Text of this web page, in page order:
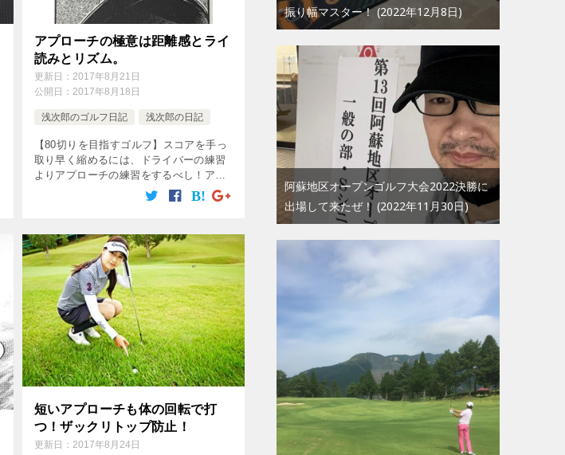
アプローチの極意は距離感とライ
読みとリズム。
更新日： 2017年8月21日
公開日： 2017年8月18日
浅次郎のゴルフ日記 浅次郎の日記
【80切りを目指すゴルフ】スコアを手っ
取り早く縮めるには、ドライバーの練習
よりアプローチの練習をするべし！アプ
ローチの極意は距離感・ライ読み・リズ
ム。距離感はまず30ヤードを会得しよ
は […]
短いアプローチも体の回転で打
つ！ザックリトップ防止！
更新日： 2017年8月24日
振り幅マスター！ 2022年12月8日
阿蘇地区オープンゴルフ大会2022決勝に
出場して来たぜ！ 2022年11月30日